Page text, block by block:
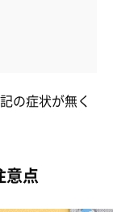
の症状が無く
意点